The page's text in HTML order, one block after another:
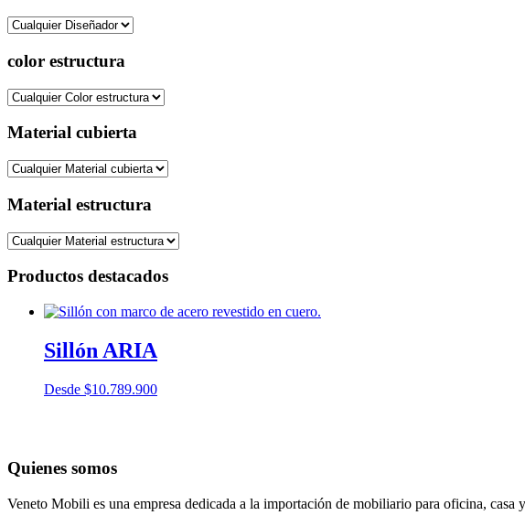
color estructura
Material cubierta
Material estructura
Productos destacados
Sillón ARIA
Desde $10.789.900
Quienes somos
Veneto Mobili es una empresa dedicada a la importación de mobiliario para oficina,